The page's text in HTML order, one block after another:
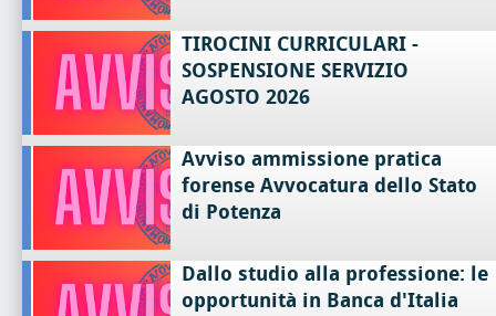
TIROCINI CURRICULARI -
SOSPENSIONE SERVIZIO
AGOSTO 2026
Avviso ammissione pratica
forense Avvocatura dello Stato
di Potenza
Dallo studio alla professione: le
opportunità in Banca d'Italia